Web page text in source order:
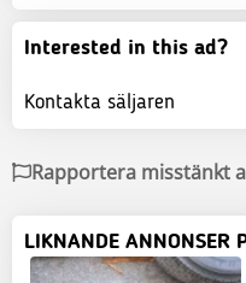
Interested in this ad?
Kontakta säljaren
Rapportera misstänkt
LIKNANDE ANNONSER